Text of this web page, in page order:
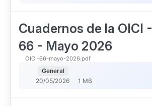
Cuadernos de la OICI
66 - Mayo 2026
OICI-66-mayo-2026.pdf
General
20/05/2026
1 MB